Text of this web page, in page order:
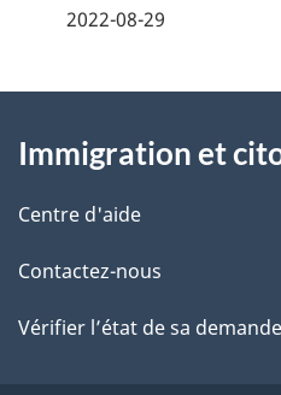
i
l
s
d
2022-08-29
propos
de
ce
site
Immigration et
Centre d'aide
Contactez-nous
Vérifier l’état de sa demande